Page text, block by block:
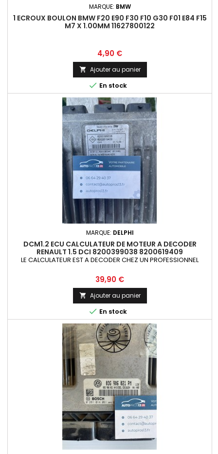
MARQUE: BMW
1 ECROUX BOULON BMW F20 E90 F30 F10 G30 F01 E84 F15
M7 X 1.00MM 11627800122
Prix
4,90 €
 Ajouter au panier
 En stock
MARQUE: DELPHI
DCM1.2 ECU CALCULATEUR DE MOTEUR A DECODER
RENAULT 1.5 DCI 8200399038 8200619409
LE CALCULATEUR EST A DECODER CHEZ UN PROFESSIONNEL
Prix
39,90 €
 Ajouter au panier
 En stock